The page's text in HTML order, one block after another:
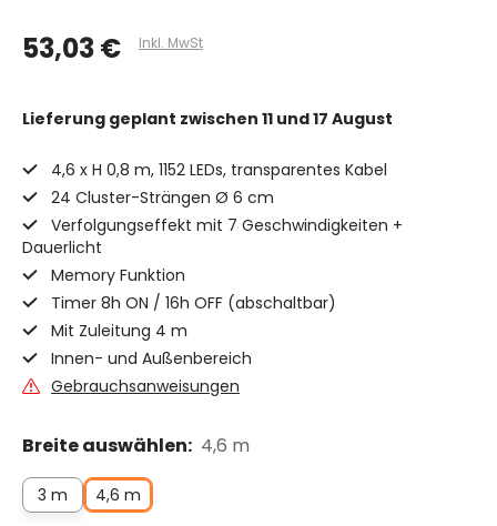
53,03 € Inkl. MwSt
Lieferung geplant zwischen 11 und 17 August
4,6 x H 0,8 m, 1152 LEDs, transparentes Kabel
24 Cluster-Strängen Ø 6 cm
Verfolgungseffekt mit 7 Geschwindigkeiten +
Dauerlicht
Memory Funktion
Timer 8h ON / 16h OFF (abschaltbar)
Mit Zuleitung 4 m
Innen- und Außenbereich
Gebrauchsanweisungen
Breite auswählen: 4,6 m
3 m 4,6 m